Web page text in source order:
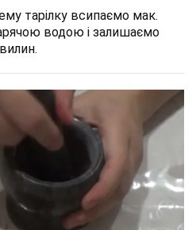
тарілку всипаємо мак.
водою і залишаємо